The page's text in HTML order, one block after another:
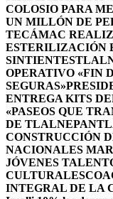
COLOSIO PARA
UN MILLÓN DE
TECÁMAC
ESTERILIZACIÓN
SINTIENTES
OPERATIVO «FIN
SEGURAS»
ENTREGA KITS
«PASEOS QUE
DE
CONSTRUCCIÓN
NACIONALES
JÓVENES
CULTURALES
INTEGRAL DE LA